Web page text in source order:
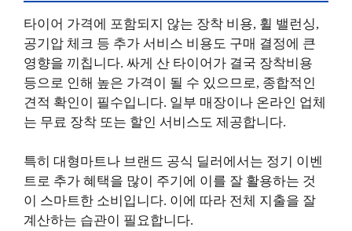
타이어 가격에 포함되지 않는 장착 비용, 휠 밸런싱,
공기압 체크 등 추가 서비스 비용도 구매 결정에 큰
영향을 끼칩니다. 싸게 산 타이어가 결국 장착비용
등으로 인해 높은 가격이 될 수 있으므로, 종합적인
견적 확인이 필수입니다. 일부 매장이나 온라인 업체
는 무료 장착 또는 할인 서비스도 제공합니다.
특히 대형마트나 브랜드 공식 딜러에서는 정기 이벤
트로 추가 혜택을 많이 주기에 이를 잘 활용하는 것
이 스마트한 소비입니다. 이에 따라 전체 지출을 잘
계산하는 습관이 필요합니다.